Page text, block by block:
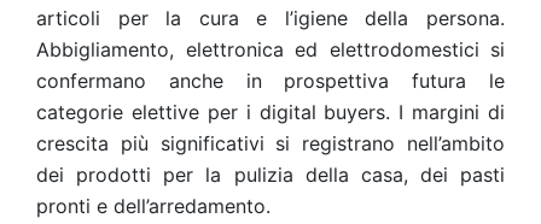
articoli per la cura e l’igiene della persona.
Abbigliamento, elettronica ed elettrodomestici si
confermano anche in prospettiva futura le
categorie elettive per i digital buyers. I margini di
crescita più significativi si registrano nell’ambito
dei prodotti per la pulizia della casa, dei pasti
pronti e dell’arredamento.